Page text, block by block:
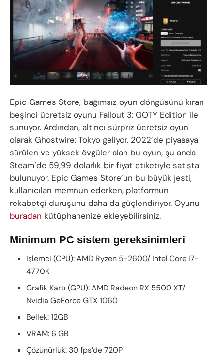
Epic Games Store, bağımsız oyun döngüsünü kıran
beşinci ücretsiz oyunu Fallout 3: GOTY Edition ile
sunuyor. Ardından, altıncı sürpriz ücretsiz oyun
olarak Ghostwire: Tokyo geliyor. 2022’de piyasaya
sürülen ve yüksek övgüler alan bu oyun, şu anda
Steam’de 59,99 dolarlık bir fiyat etiketiyle satışta
bulunuyor. Epic Games Store’un bu büyük jesti,
kullanıcıları memnun ederken, platformun
rekabetçi duruşunu daha da güçlendiriyor. Oyunu
buradan kütüphanenize ekleyebilirsiniz.
Minimum PC sistem gereksinimleri
İşlemci (CPU):AMD Ryzen 5-2600/ Intel Core i7-
4770K
Grafik Kartı (GPU): AMD Radeon RX 5500 XT/
Nvidia GeForce GTX 1060
Bellek: 12GB
VRAM: 6 GB
Çözünürlük: 30 fps’de 720P